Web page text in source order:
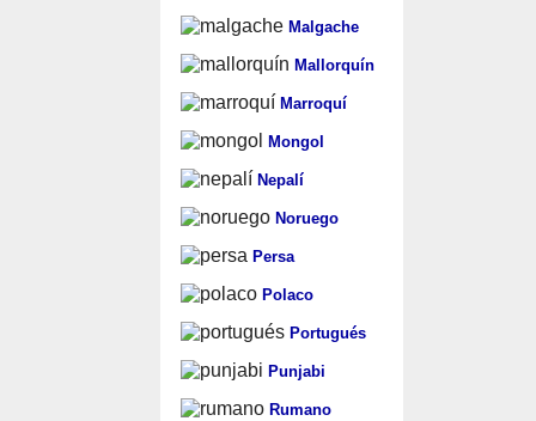
Malgache
Mallorquín
Marroquí
Mongol
Nepalí
Noruego
Persa
Polaco
Portugués
Punjabi
Rumano